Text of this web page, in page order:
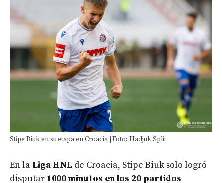
Stipe Biuk en su etapa en Croacia | Foto: Hadjuk Split
En la Liga HNL de Croacia, Stipe Biuk solo logró
disputar 1000 minutos en los 20 partidos